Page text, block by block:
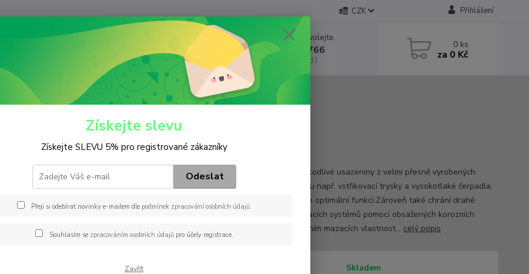
CZK Přihlášení
Nevíte si rady? Zavolejte.
+420 602 552 766
(Po-Pá, 6:30-15 hod.)
0 ks
za 0 Kč
do nafty Čistič systému motoru- nafta
systému motoru- nafta
Čistič odstraňuje škodlivé usazeniny z velmi přesně vyrobených
součástek, jako jsou např. vstřikovací trysky a vysokotlaké čerpadla,
a zajišťuje tak jejich optimální funkci.Zároveň také chrání drahé
součástky vstřikovacích systémů pomocí obsažených korozních
inhibitorů a zlepšením mazacích vlastnost... celý popis
Skladem
Získejte slevu
Získejte SLEVU 5% pro registrované zákazníky
Odeslat
Přeji si odebírat novinky e-mailem dle podmínek zpracování osobních údajů.
Souhlasím se zpracováním osobních údajůpro účely registrace.
Zavřít